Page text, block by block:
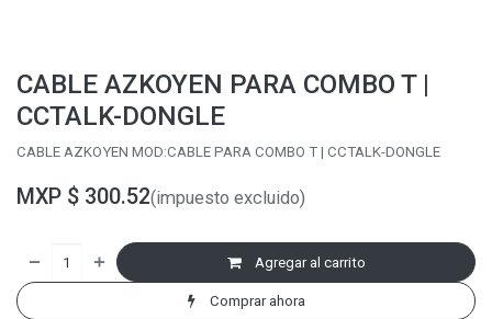
CABLE AZKOYEN PARA COMBO T |
CCTALK-DONGLE
CABLE AZKOYEN MOD:CABLE PARA COMBO T | CCTALK-DONGLE
MXP $ 300.52(impuesto excluido)
Agregar al carrito
Comprar ahora